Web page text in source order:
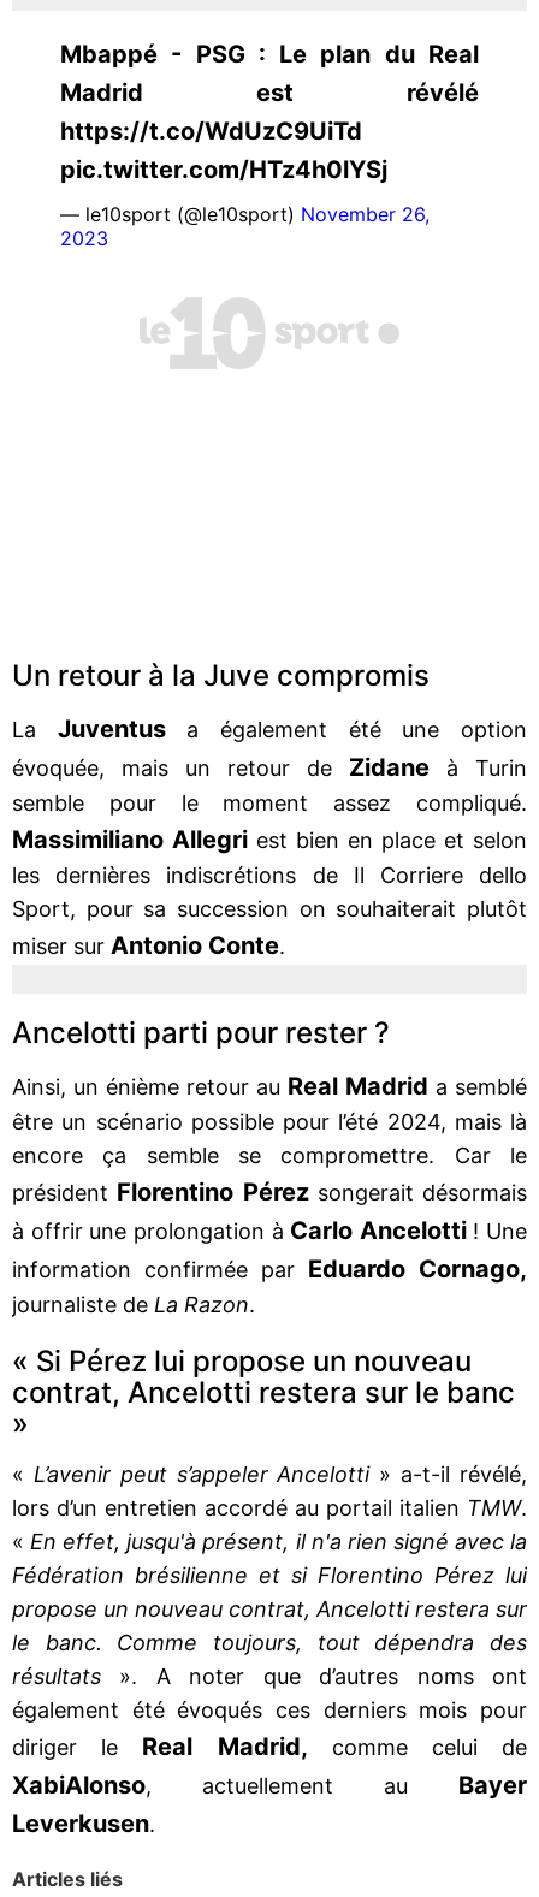
Mbappé - PSG : Le plan du Real
Madrid est révélé
https://t.co/WdUzC9UiTd
pic.twitter.com/HTz4h0lYSj
— le10sport (@le10sport) November 26,
2023
Un retour à la Juve compromis
La Juventusa également été une option
évoquée, mais un retour de Zidane à Turin
semble pour le moment assez compliqué.
Massimiliano Allegri est bien en place et selon
les dernières indiscrétions de Il Corriere dello
Sport, pour sa succession on souhaiterait plutôt
miser sur Antonio Conte.
Ancelotti parti pour rester ?
Ainsi, un énième retour au Real Madrid a semblé
être un scénario possible pour l’été 2024, mais là
encore ça semble se compromettre. Car le
président Florentino Pérezsongerait désormais
à offrir une prolongation à Carlo Ancelotti! Une
information confirmée par Eduardo Cornago,
journaliste de La Razon.
« Si Pérez lui propose un nouveau
contrat, Ancelotti restera sur le banc
»
« L’avenir peut s’appeler Ancelotti» a-t-il révélé,
lors d’un entretien accordé au portail italien TMW.
« En effet, jusqu'à présent, il n'a rien signé avec la
Fédération brésilienne et si Florentino Pérez lui
propose un nouveau contrat, Ancelotti restera sur
le banc. Comme toujours, tout dépendra des
résultats ». A noter que d’autres noms ont
également été évoqués ces derniers mois pour
diriger le Real Madrid, comme celui de
XabiAlonso, actuellement au Bayer
Leverkusen.
Articles liés